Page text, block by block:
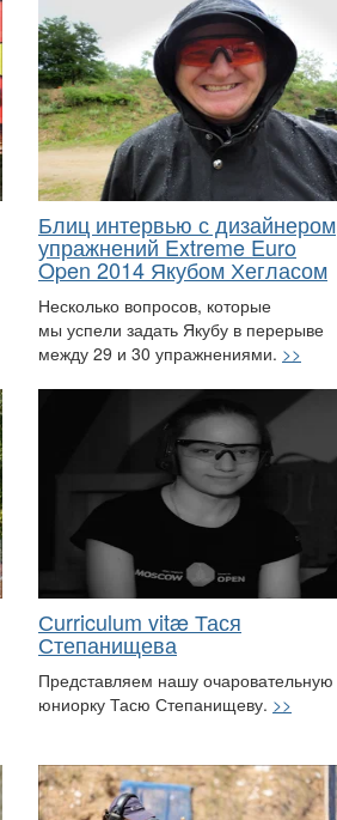
Блиц интервью с дизайнером
упражнений Extreme Euro
Open 2014 Якубом Хегласом
Несколько вопросов, которые
мы успели задать Якубу в перерыве
между 29 и 30 упражнениями. >>
Сurriculum vitæ Тася
Степанищева
Представляем нашу очаровательную
юниорку Тасю Степанищеву. >>